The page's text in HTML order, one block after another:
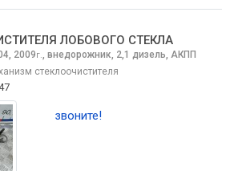
ЛОБОВОГО СТЕКЛА
2009г. внедорожник, 2,1 дизель, АКПП
стеклоочистителя
звоните!